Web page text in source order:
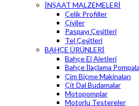
İNŞAAT MALZEMELERİ
Çelik Profiller
Çiviler
Paspayı Çeşitleri
Tel Çeşitleri
BAHÇE ÜRÜNLERİ
Bahçe El Aletleri
Bahçe İlaçlama
Çim Biçme Makinaları
Çit Dal Budamalar
Motopomplar
Motorlu Testereler